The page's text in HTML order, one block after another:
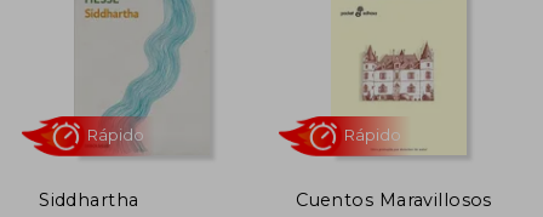
5% 5%
Siddhartha Cuentos Maravillosos